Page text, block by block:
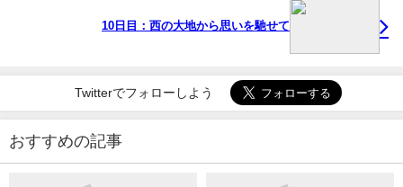
10日目：西の大地から思いを馳せて
Twitterでフォローしよう
おすすめの記事